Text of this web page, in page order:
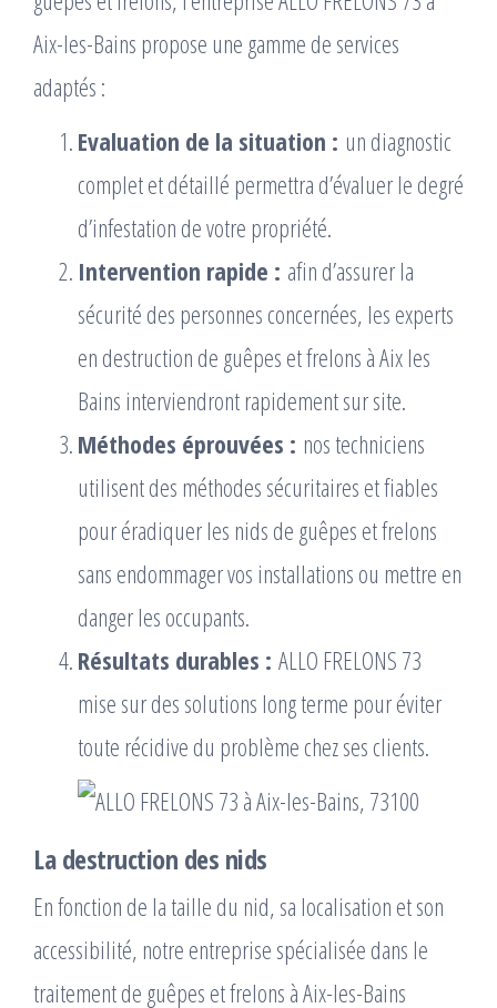
Aix-les-Bains propose une gamme de services
adaptés :
Evaluation de la situation : un diagnostic
complet et détaillé permettra d’évaluer le degré
d’infestation de votre propriété.
Intervention rapide : afin d’assurer la
sécurité des personnes concernées, les experts
en destruction de guêpes et frelons à Aix les
Bains interviendront rapidement sur site.
Méthodes éprouvées : nos techniciens
utilisent des méthodes sécuritaires et fiables
pour éradiquer les nids de guêpes et frelons
sans endommager vos installations ou mettre en
danger les occupants.
Résultats durables : ALLO FRELONS 73
mise sur des solutions long terme pour éviter
toute récidive du problème chez ses clients.
La destruction des nids
En fonction de la taille du nid, sa localisation et son
accessibilité, notre entreprise spécialisée dans le
traitement de guêpes et frelons à Aix-les-Bains